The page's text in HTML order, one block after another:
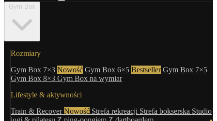
Gym Box
Rozmiary
Gym Box 7×3 Nowość Gym Box 6×5 Bestseller Gym Box 7×5
Gym Box 8×3 Gym Box na wymiar
Lifestyle & aktywności
Train & Recover Nowość Strefa rekreacji Strefa bokserska Studio